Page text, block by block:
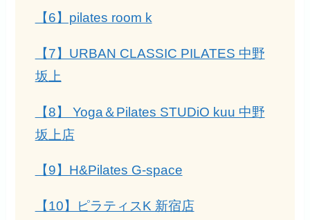
【6】pilates room k
【7】URBAN CLASSIC PILATES 中野
坂上
【8】 Yoga＆Pilates STUDiO kuu 中野
坂上店
【9】H&Pilates G-space
【10】ピラティスK 新宿店